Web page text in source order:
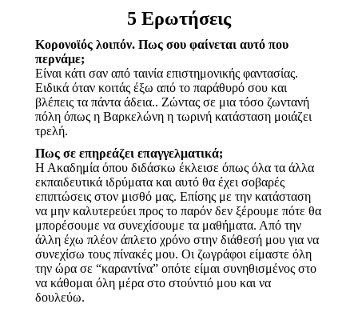
5 Ερωτήσεις
Κορονοϊός λοιπόν. Πως σου φαίνεται αυτό που
περνάμε;
Είναι κάτι σαν από ταινία επιστημονικής φαντασίας.
Ειδικά όταν κοιτάς έξω από το παράθυρό σου και
βλέπεις τα πάντα άδεια.. Ζώντας σε μια τόσο ζωντανή
πόλη όπως η Βαρκελώνη η τωρινή κατάσταση μοιάζει
τρελή.
Πως σε επηρεάζει επαγγελματικά;
Η Ακαδημία όπου διδάσκω έκλεισε όπως όλα τα άλλα
εκπαιδευτικά ιδρύματα και αυτό θα έχει σοβαρές
επιπτώσεις στον μισθό μας. Επίσης με την κατάσταση
να μην καλυτερεύει προς το παρόν δεν ξέρουμε πότε θα
μπορέσουμε να συνεχίσουμε τα μαθήματα. Από την
άλλη έχω πλέον άπλετο χρόνο στην διάθεσή μου για να
συνεχίσω τους πίνακές μου. Οι ζωγράφοι είμαστε όλη
την ώρα σε “καραντίνα” οπότε είμαι συνηθισμένος στο
να κάθομαι όλη μέρα στο στούντιό μου και να
δουλεύω.